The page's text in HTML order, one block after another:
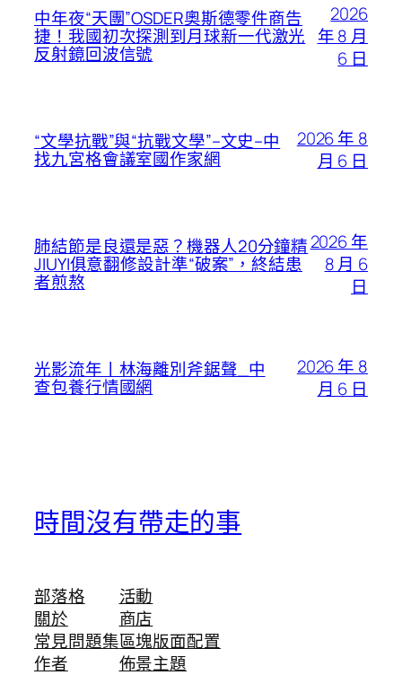
中年夜“天團”OSDER奧斯德零件商告
捷！我國初次探測到月球新一代激光
反射鏡回波信號
2026
年 8 月
6 日
“文學抗戰”與“抗戰文學”–文史–中
找九宮格會議室國作家網
2026 年 8
月 6 日
肺結節是良還是惡？機器人20分鐘精
JIUYI俱意翻修設計準“破案”，終結患
者煎熬
2026 年
8 月 6
日
光影流年丨林海離別斧鋸聲_中
查包養行情國網
2026 年 8
月 6 日
時間沒有帶走的事
部落格
關於
常見問題集
作者
活動
商店
區塊版面配置
佈景主題